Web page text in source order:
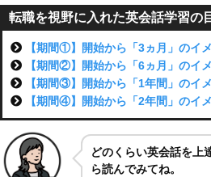
転職を視野に入れた英会話学習の
【期間①】開始から「3ヵ月」のイ
【期間②】開始から「6ヵ月」のイ
【期間③】開始から「1年間」のイ
【期間④】開始から「2年間」のイ
どのくらい英会話を上
ら読んでみてね。